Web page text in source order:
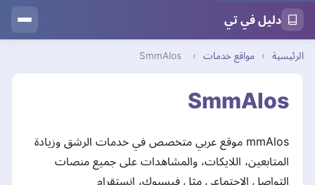
دليل في تي
الرئيسية › مواقع خدمات ›
SmmAlos
SmmAlos
mmAlos موقع عربي متخصص في خدمات الرشق وزيادة
المتابعين، اللايكات، والمشاهدات على جميع منصات
التواصل الاجتماعي مثل فيسبوك، انستقرام